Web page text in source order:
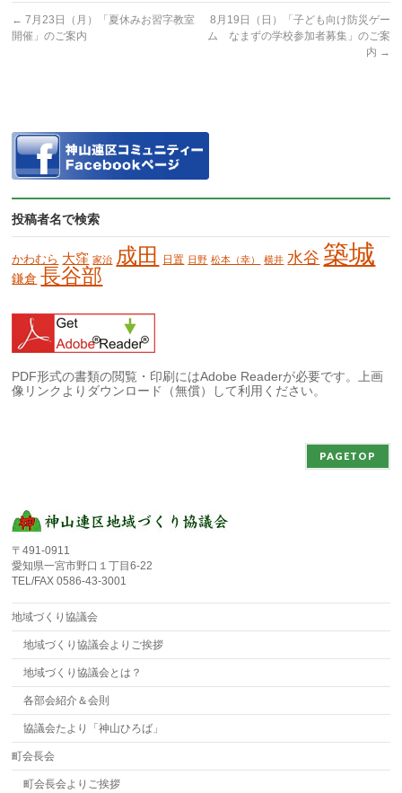
← 7月23日（月）「夏休みお習字教室
開催」のご案内
8月19日（日）「子ども向け防災ゲー
ム なまずの学校参加者募集」のご案
内 →
投稿者名で検索
かわむら 大窪 家治 成田 日置 日野 松本（幸） 横井 水谷 築城
鎌倉 長谷部
PDF形式の書類の閲覧・印刷にはAdobe Readerが必要です。上画
像リンクよりダウンロード（無償）して利用ください。
PAGETOP
〒491-0911
愛知県一宮市野口１丁目6-22
TEL/FAX 0586-43-3001
地域づくり協議会
地域づくり協議会よりご挨拶
地域づくり協議会とは？
各部会紹介＆会則
協議会たより「神山ひろば」
町会長会
町会長会よりご挨拶